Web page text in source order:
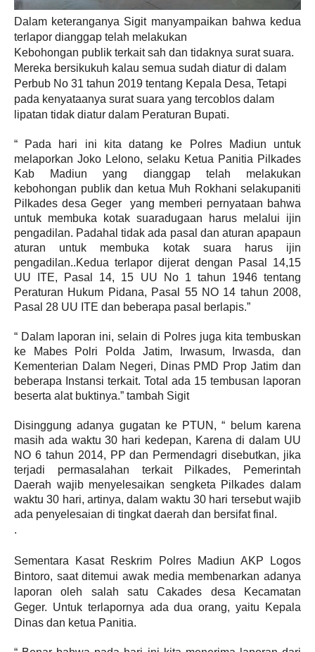
Dalam keteranganya Sigit manyampaikan bahwa kedua
terlapor dianggap telah melakukan
Kebohongan publik terkait sah dan tidaknya surat suara.
Mereka bersikukuh kalau semua sudah diatur di dalam
Perbub No 31 tahun 2019 tentang Kepala Desa, Tetapi
pada kenyataanya surat suara yang tercoblos dalam
lipatan tidak diatur dalam Peraturan Bupati.
“ Pada hari ini kita datang ke Polres Madiun untuk
melaporkan Joko Lelono, selaku Ketua Panitia Pilkades
Kab Madiun yang dianggap telah melakukan
kebohongan publik dan ketua Muh Rokhani selakupaniti
Pilkades desa Geger yang memberi pernyataan bahwa
untuk membuka kotak suaradugaan harus melalui ijin
pengadilan. Padahal tidak ada pasal dan aturan apapaun
aturan untuk membuka kotak suara harus ijin
pengadilan..Kedua terlapor dijerat dengan Pasal 14,15
UU ITE, Pasal 14, 15 UU No 1 tahun 1946 tentang
Peraturan Hukum Pidana, Pasal 55 NO 14 tahun 2008,
Pasal 28 UU ITE dan beberapa pasal berlapis.”
“ Dalam laporan ini, selain di Polres juga kita tembuskan
ke Mabes Polri Polda Jatim,
Irwasum, Irwasda, dan
Kementerian Dalam Negeri, Dinas PMD Prop Jatim dan
beberapa
Instansi terkait. Total ada 15 tembusan laporan
beserta alat buktinya.” tambah Sigit
Disinggung adanya gugatan ke PTUN, “ belum karena
masih ada waktu 30 hari kedepan, Karena di dalam UU
NO 6 tahun 2014, PP dan Permendagri disebutkan, jika
terjadi permasalahan terkait Pilkades, Pemerintah
Daerah wajib menyelesaikan sengketa Pilkades dalam
waktu 30 hari, artinya, dalam waktu 30 hari tersebut wajib
ada penyelesaian di tingkatdaerah dan bersifat final.
.
Sementara Kasat Reskrim Polres Madiun AKP Logos
Bintoro, saat ditemui awak media membenarkan adanya
laporan oleh salah satu Cakades desa Kecamatan
Geger. Untuk terlapornya ada dua orang, yaitu Kepala
Dinas dan ketua Panitia.